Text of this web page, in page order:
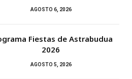
AGOSTO 6, 2026
Fiestas de Astrabudua
2026
AGOSTO 5, 2026